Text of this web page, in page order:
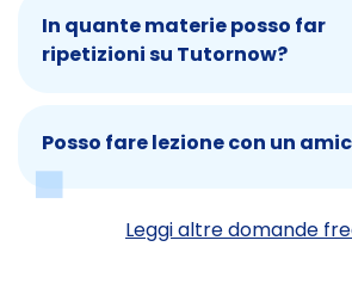
In quante materie posso far
ripetizioni su Tutornow?
Posso fare lezione con un
Leggi altre domande